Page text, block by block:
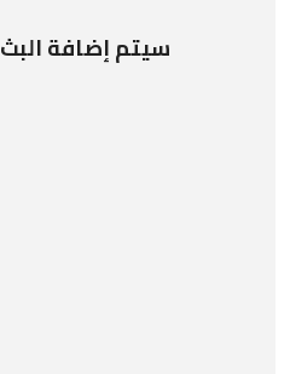
سيتم إضافة البث